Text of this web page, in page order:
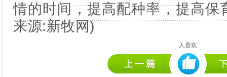
情的时间，提高配种率，提高保
来源:新牧网)
人喜欢